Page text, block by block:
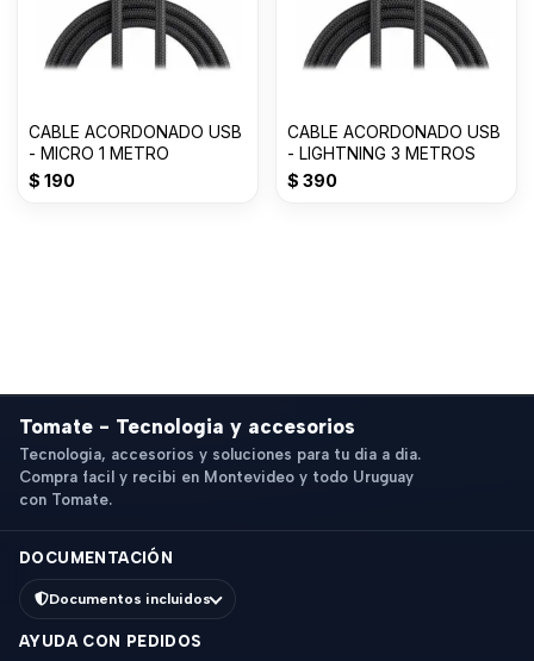
CABLE ACORDONADO USB
- MICRO 1 METRO
$ 190
CABLE ACORDONADO USB
- LIGHTNING 3 METROS
$ 390
Tomate - Tecnologia y accesorios
Tecnologia, accesorios y soluciones para tu dia a dia.
Compra facil y recibi en Montevideo y todo Uruguay
con Tomate.
DOCUMENTACIÓN
Documentos incluidos
AYUDA CON PEDIDOS